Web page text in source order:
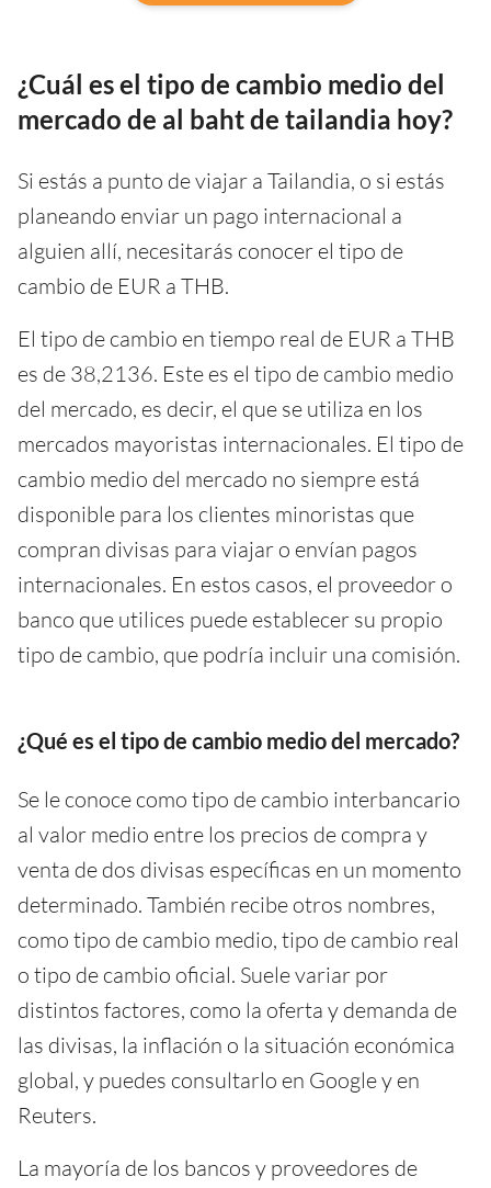
¿Cuál es el tipo de cambio medio del
mercado de al baht de tailandia hoy?
Si estás a punto de viajar a Tailandia, o si estás
planeando enviar un pago internacional a
alguien allí, necesitarás conocer el tipo de
cambio de EUR a THB.
El tipo de cambio en tiempo real de EUR a THB
es de 38,2136. Este es el tipo de cambio medio
del mercado, es decir, el que se utiliza en los
mercados mayoristas internacionales. El tipo de
cambio medio del mercado no siempre está
disponible para los clientes minoristas que
compran divisas para viajar o envían pagos
internacionales. En estos casos, el proveedor o
banco que utilices puede establecer su propio
tipo de cambio, que podría incluir una comisión.
¿Qué es el tipo de cambio medio del mercado?
Se le conoce como tipo de cambio interbancario
al valor medio entre los precios de compra y
venta de dos divisas específicas en un momento
determinado. También recibe otros nombres,
como tipo de cambio medio, tipo de cambio real
o tipo de cambio oficial. Suele variar por
distintos factores, como la oferta y demanda de
las divisas, la inflación o la situación económica
global, y puedes consultarlo en Google y en
Reuters.
La mayoría de los bancos y proveedores de